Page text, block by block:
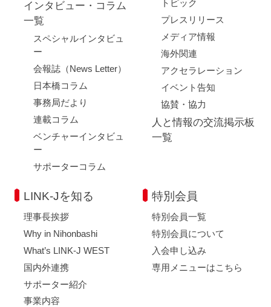
インタビュー・コラム
一覧
スペシャルインタビュ
ー
会報誌（News Letter）
日本橋コラム
事務局だより
連載コラム
ベンチャーインタビュ
ー
サポーターコラム
トピック
プレスリリース
メディア情報
海外関連
アクセラレーション
イベント告知
協賛・協力
人と情報の交流掲示板
一覧
LINK-Jを知る
理事長挨拶
Why in Nihonbashi
What’s LINK-J WEST
国内外連携
サポーター紹介
事業内容
特別会員
特別会員一覧
特別会員について
入会申し込み
専用メニューはこちら